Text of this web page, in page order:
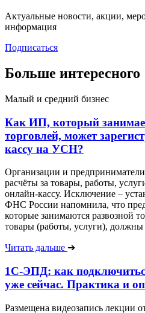
Актуальные новости, акции,
информация
Подписаться
Больше интересного
Малый и средний бизнес
Как ИП, который
торговлей, может
кассу на УСН?
Организации и
расчёты за товары, работы,
онлайн-кассу. Исключение –
ФНС России напомнила, что
которые занимаются развозной
товары (работы, услуги), должны
Читать дальше ➔
1С-ЭПД: как
уже сейчас. Практика и
Размещена видеозапись лекции